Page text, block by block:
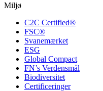
Miljø
C2C Certified®
FSC®
Svanemærket
ESG
Global Compact
FN’s Verdensmål
Biodiversitet
Certificeringer